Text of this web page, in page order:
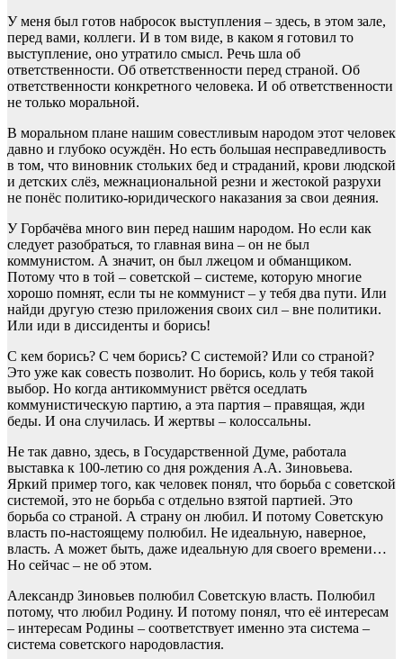
У меня был готов набросок выступления – здесь, в этом зале,
перед вами, коллеги. И в том виде, в каком я готовил то
выступление, оно утратило смысл. Речь шла об
ответственности. Об ответственности перед страной. Об
ответственности конкретного человека. И об ответственности
не только моральной.
В моральном плане нашим совестливым народом этот человек
давно и глубоко осуждён. Но есть большая несправедливость
в том, что виновник стольких бед и страданий, крови людской
и детских слёз, межнациональной резни и жестокой разрухи
не понёс политико-юридического наказания за свои деяния.
У Горбачёва много вин перед нашим народом. Но если как
следует разобраться, то главная вина – он не был
коммунистом. А значит, он был лжецом и обманщиком.
Потому что в той – советской – системе, которую многие
хорошо помнят, если ты не коммунист – у тебя два пути. Или
найди другую стезю приложения своих сил – вне политики.
Или иди в диссиденты и борись!
С кем борись? С чем борись? С системой? Или со страной?
Это уже как совесть позволит. Но борись, коль у тебя такой
выбор. Но когда антикоммунист рвётся оседлать
коммунистическую партию, а эта партия – правящая, жди
беды. И она случилась. И жертвы – колоссальны.
Не так давно, здесь, в Государственной Думе, работала
выставка к 100-летию со дня рождения А.А. Зиновьева.
Яркий пример того, как человек понял, что борьба с советской
системой, это не борьба с отдельно взятой партией. Это
борьба со страной. А страну он любил. И потому Советскую
власть по-настоящему полюбил. Не идеальную, наверное,
власть. А может быть, даже идеальную для своего времени…
Но сейчас – не об этом.
Александр Зиновьев полюбил Советскую власть. Полюбил
потому, что любил Родину. И потому понял, что её интересам
– интересам Родины – соответствует именно эта система –
система советского народовластия.